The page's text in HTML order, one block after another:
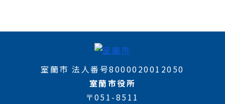
室蘭市 法人番号8000020012050
室蘭市役所
〒051-8511